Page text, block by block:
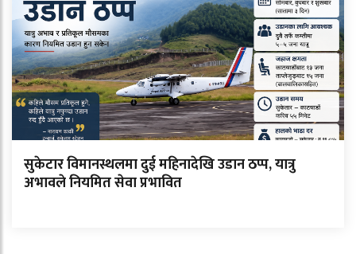
सुकेटार विमानस्थलमा दुई महिनादेखि उडान ठप्प, यात्रु
अभावले नियमित सेवा प्रभावित